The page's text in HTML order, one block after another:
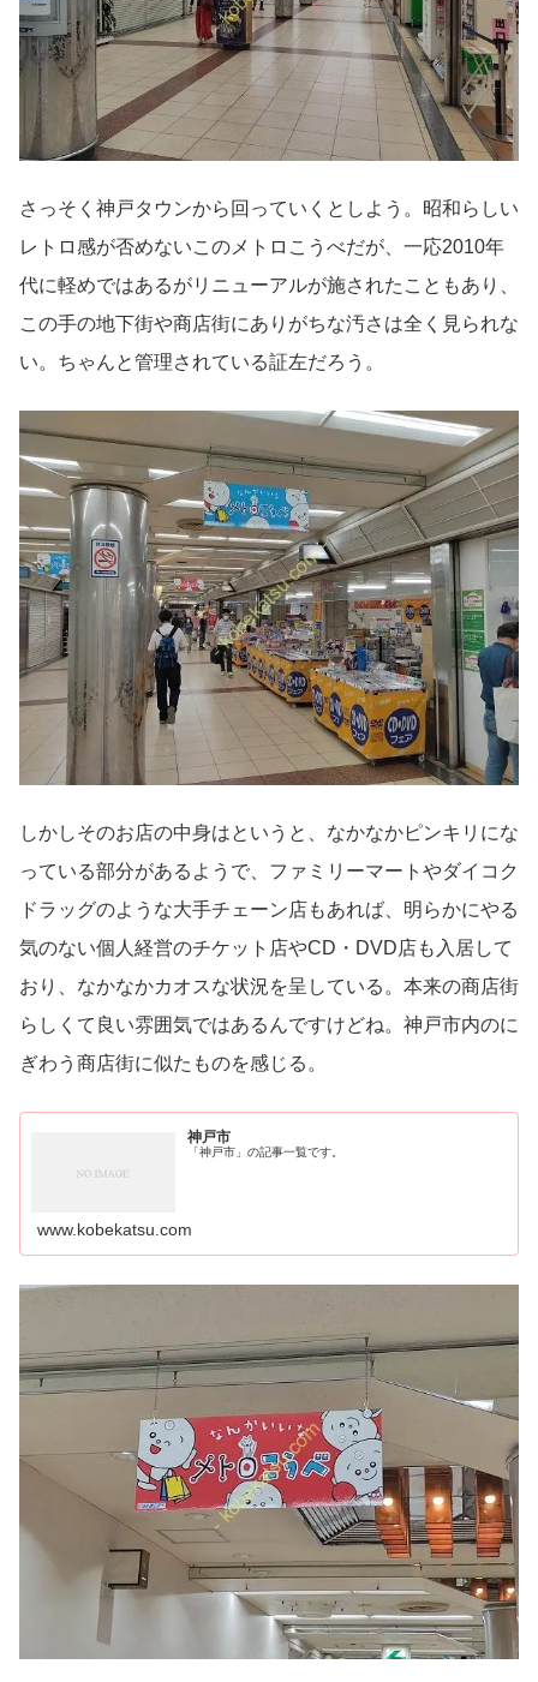
さっそく神戸タウンから回っていくとしよう。昭和らしい
レトロ感が否めないこのメトロこうべだが、一応2010年
代に軽めではあるがリニューアルが施されたこともあり、
この手の地下街や商店街にありがちな汚さは全く見られな
い。ちゃんと管理されている証左だろう。
しかしそのお店の中身はというと、なかなかピンキリにな
っている部分があるようで、ファミリーマートやダイコク
ドラッグのような大手チェーン店もあれば、明らかにやる
気のない個人経営のチケット店やCD・DVD店も入居して
おり、なかなかカオスな状況を呈している。本来の商店街
らしくて良い雰囲気ではあるんですけどね。神戸市内のに
ぎわう商店街に似たものを感じる。
神戸市
「神戸市」の記事一覧です。
www.kobekatsu.com